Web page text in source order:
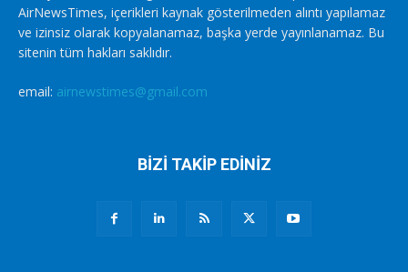
AirNewsTimes, içerikleri kaynak gösterilmeden alıntı yapılamaz
ve izinsiz olarak kopyalanamaz, başka yerde yayınlanamaz. Bu
sitenin tüm hakları saklıdır.
email: airnewstimes@gmail.com
BİZİ TAKİP EDİNİZ